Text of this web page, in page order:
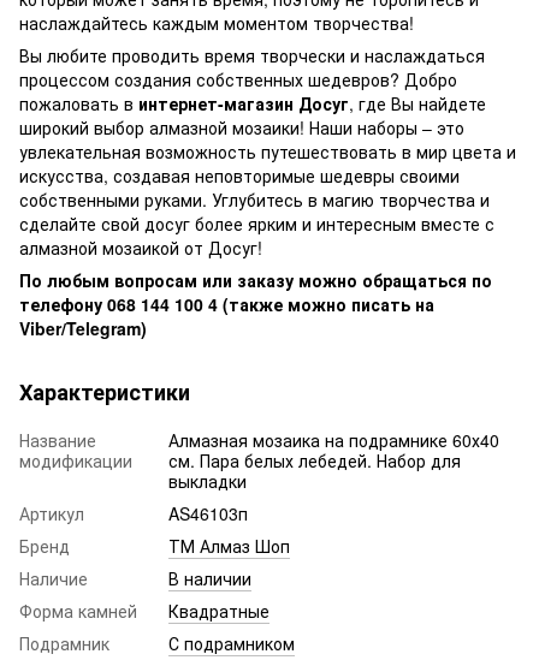
наслаждайтесь каждым моментом творчества!
Вы любите проводить время творчески и наслаждаться
процессом создания собственных шедевров? Добро
пожаловать в интернет-магазин Досуг, где Вы найдете
широкий выбор алмазной мозаики! Наши наборы – это
увлекательная возможность путешествовать в мир цвета и
искусства, создавая неповторимые шедевры своими
собственными руками. Углубитесь в магию творчества и
сделайте свой досуг более ярким и интересным вместе с
алмазной мозаикой от Досуг!
По любым вопросам или заказу можно обращаться по
телефону 068 144 100 4 (также можно писать на
Viber/Telegram)
Характеристики
Название
модификации
Алмазная мозаика на подрамнике 60х40
см. Пара белых лебедей. Набор для
выкладки
Артикул
AS46103п
Бренд
ТМ Алмаз Шоп
Наличие
В наличии
Форма камней
Квадратные
Подрамник
С подрамником